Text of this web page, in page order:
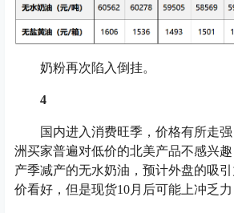
奶粉再次陷入倒挂。
4
国内进入消费旺季，价格有所走强
洲买家普遍对低价的北美产品不感兴
产季减产的无水奶油，预计外盘的吸
价看好，但是现货10月后可能上冲乏力